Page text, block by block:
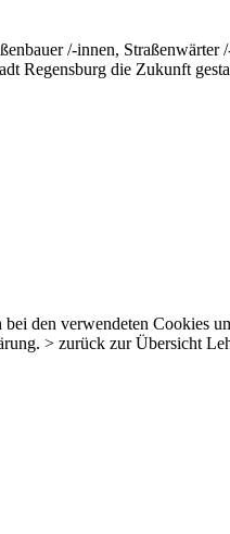
/-innen,
Regensburg die Zukunft
den verwendeten
> zurück zur Übersicht